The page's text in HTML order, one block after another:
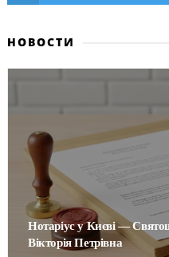
НОВОСТИ
Нотаріус у Києві —
Вікторія Петрівна